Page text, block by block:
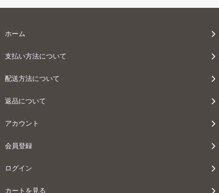
ホーム
支払い方法について
配送方法について
返品について
アカウント
会員登録
ログイン
カートを見る